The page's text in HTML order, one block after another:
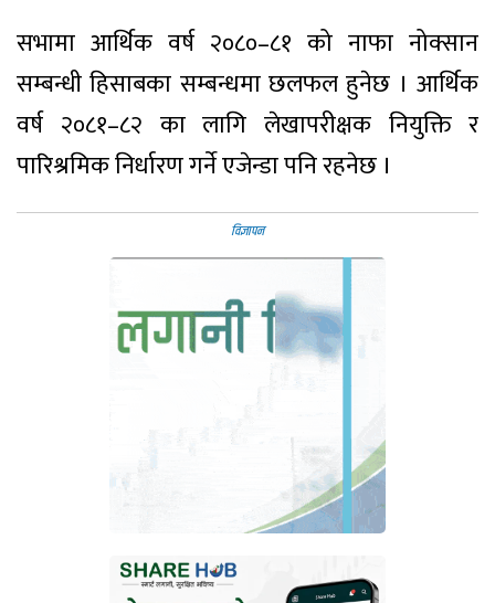
सभामा आर्थिक वर्ष २०८०–८१ को नाफा नोक्सान
सम्बन्धी हिसाबका सम्बन्धमा छलफल हुनेछ । आर्थिक
वर्ष २०८१–८२ का लागि लेखापरीक्षक नियुक्ति र
पारिश्रमिक निर्धारण गर्ने एजेन्डा पनि रहनेछ ।